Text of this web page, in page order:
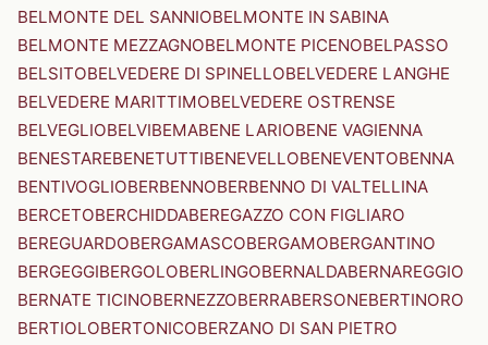
BELMONTE DEL SANNIOBELMONTE IN SABINA
BELMONTE MEZZAGNOBELMONTE PICENOBELPASSO
BELSITOBELVEDERE DI SPINELLOBELVEDERE LANGHE
BELVEDERE MARITTIMOBELVEDERE OSTRENSE
BELVEGLIOBELVIBEMABENE LARIOBENE VAGIENNA
BENESTAREBENETUTTIBENEVELLOBENEVENTOBENNA
BENTIVOGLIOBERBENNOBERBENNO DI VALTELLINA
BERCETOBERCHIDDABEREGAZZO CON FIGLIARO
BEREGUARDOBERGAMASCOBERGAMOBERGANTINO
BERGEGGIBERGOLOBERLINGOBERNALDABERNAREGGIO
BERNATE TICINOBERNEZZOBERRABERSONEBERTINORO
BERTIOLOBERTONICOBERZANO DI SAN PIETRO